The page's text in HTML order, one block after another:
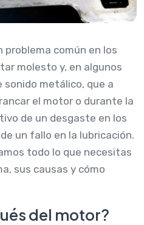
problema común en los
molesto y, en algunos
sonido metálico, que a
el motor o durante la
de un desgaste en los
un fallo en la lubricación.
todo lo que necesitas
sus causas y cómo
del motor?